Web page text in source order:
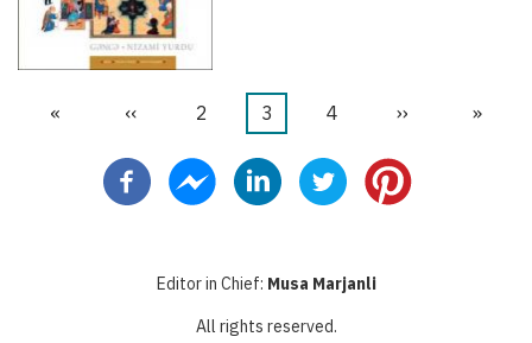
First
«
Halaman
‹‹ Halaman
2
Halaman
3 Halaman
4
Halaman
››
Last
»
Editor in Chief: Musa Marjanli
All rights reserved.